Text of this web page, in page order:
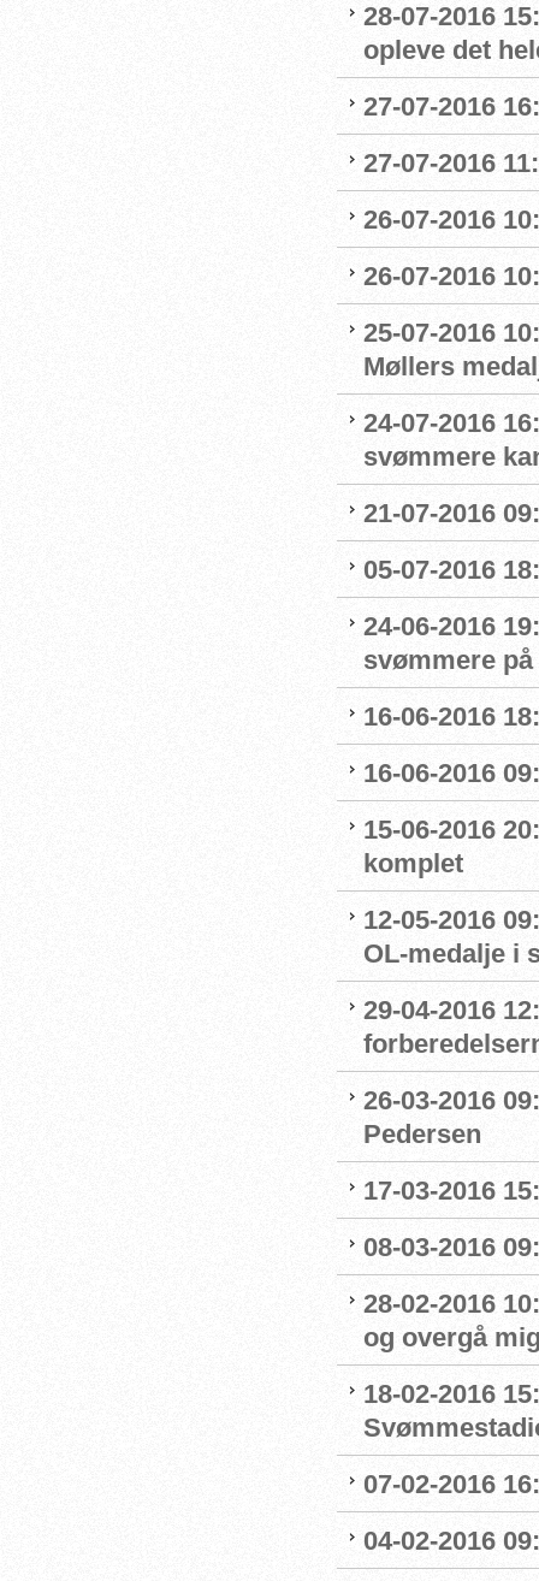
28-07-2016
opleve det
27-07-2016
27-07-2016
26-07-2016
26-07-2016
25-07-2016
Møllers
24-07-2016
svømmere
21-07-2016
05-07-2016
24-06-2016
svømmere
16-06-2016
16-06-2016
15-06-2016
komplet
12-05-2016
OL-medalje i
29-04-2016
26-03-2016
Pedersen
17-03-2016
08-03-2016
28-02-2016
og overgå
18-02-2016
07-02-2016
04-02-2016